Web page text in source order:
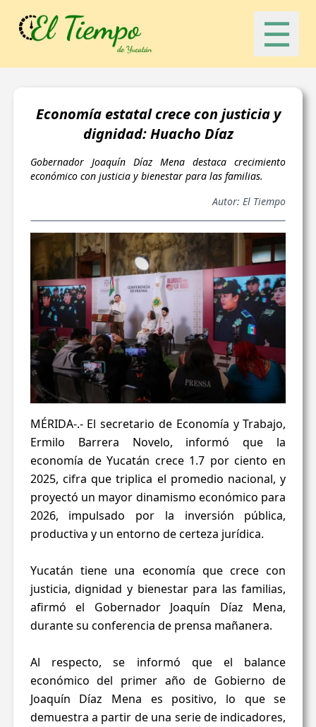
☰
Economía estatal crece con justicia y
dignidad: Huacho Díaz
Gobernador Joaquín Díaz Mena destaca crecimiento
económico con justicia y bienestar para las familias.
Autor: El Tiempo
MÉRIDA-.- El secretario de Economía y Trabajo,
Ermilo Barrera Novelo, informó que la
economía de Yucatán crece 1.7 por ciento en
2025, cifra que triplica el promedio nacional, y
proyectó un mayor dinamismo económico para
2026, impulsado por la inversión pública,
productiva y un entorno de certeza jurídica.
Yucatán tiene una economía que crece con
justicia, dignidad y bienestar para las familias,
afirmó el Gobernador Joaquín Díaz Mena,
durante su conferencia de prensa mañanera.
Al respecto, se informó que el balance
económico del primer año de Gobierno de
Joaquín Díaz Mena es positivo, lo que se
demuestra a partir de una serie de indicadores,